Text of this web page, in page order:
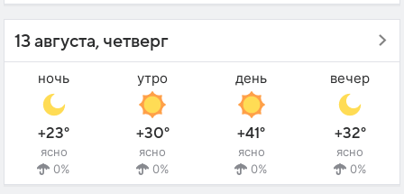
13 августа, четверг
ночь
+23°
ясно
0%
утро
+30°
ясно
0%
день
+41°
ясно
0%
вечер
+32°
ясно
0%